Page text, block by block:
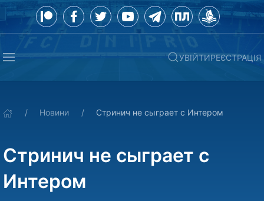
УВІЙТИРЕЄСТРАЦІЯ
Новини Стринич не сыграет с Интером
Стринич не сыграет с
Интером